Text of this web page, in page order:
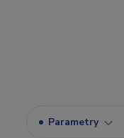
Parametry